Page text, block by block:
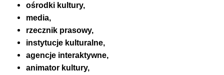
ośrodki kultury,
media,
rzecznik prasowy,
instytucje kulturalne,
agencje interaktywne,
animator kultury,